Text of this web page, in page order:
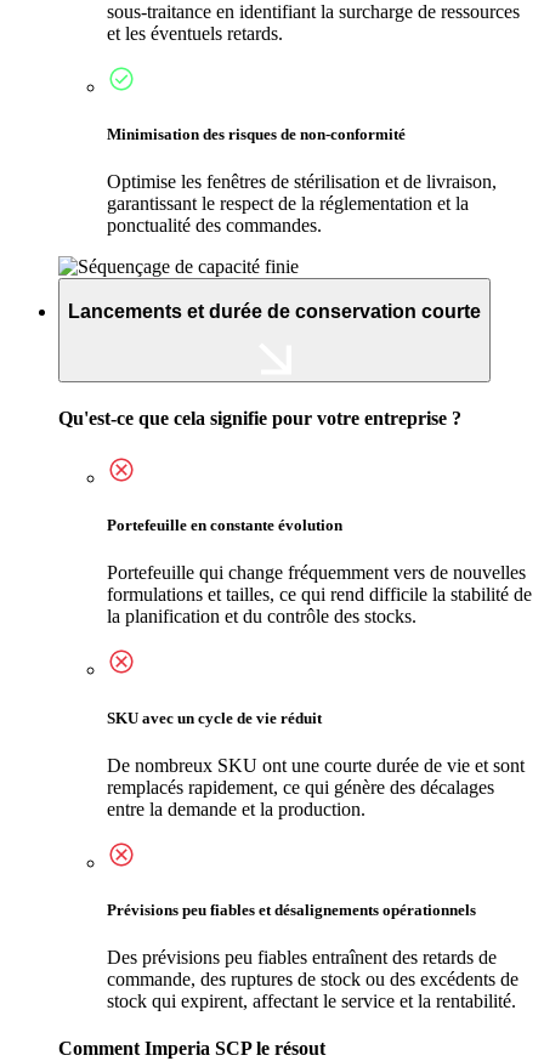
sous-traitance en identifiant la surcharge de ressources
et les éventuels retards.
Minimisation des risques de non-conformité
Optimise les fenêtres de stérilisation et de livraison,
garantissant le respect de la réglementation et la
ponctualité des commandes.
Lancements et durée de conservation courte
Qu'est-ce que cela signifie pour votre entreprise ?
Portefeuille en constante évolution
Portefeuille qui change fréquemment vers de nouvelles
formulations et tailles, ce qui rend difficile la stabilité de
la planification et du contrôle des stocks.
SKU avec un cycle de vie réduit
De nombreux SKU ont une courte durée de vie et sont
remplacés rapidement, ce qui génère des décalages
entre la demande et la production.
Prévisions peu fiables et désalignements opérationnels
Des prévisions peu fiables entraînent des retards de
commande, des ruptures de stock ou des excédents de
stock qui expirent, affectant le service et la rentabilité.
Comment Imperia SCP le résout